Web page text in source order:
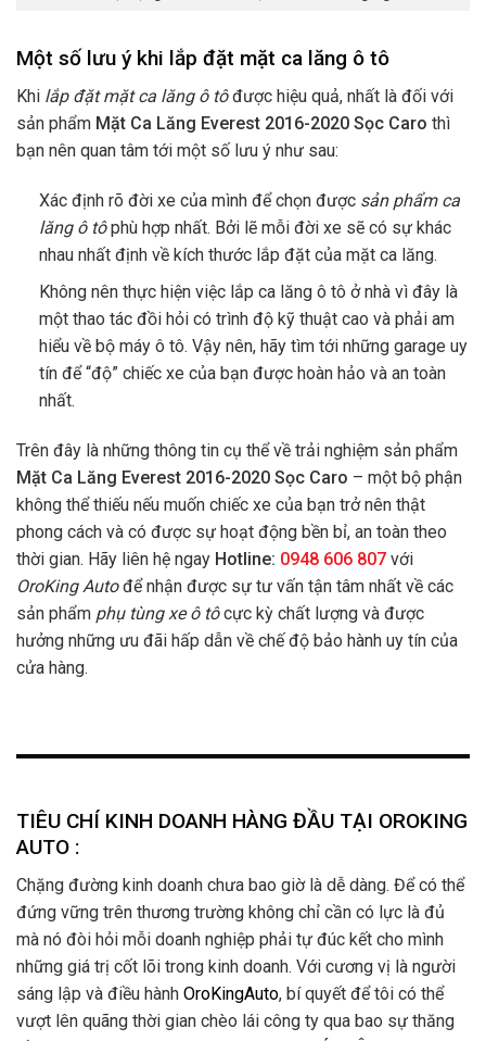
Một số lưu ý khi lắp đặt mặt ca lăng ô tô
Khi lắp đặt mặt ca lăng ô tôđược hiệu quả, nhất là đối với
sản phẩm Mặt Ca Lăng Everest 2016-2020 Sọc Caro thì
bạn nên quan tâm tới một số lưu ý như sau:
Xác định rõ đời xe của mình để chọn được sản phẩm ca
lăng ô tôphù hợp nhất. Bởi lẽ mỗi đời xe sẽ có sự khác
nhau nhất định về kích thước lắp đặt của mặt ca lăng.
Không nên thực hiện việc lắp ca lăng ô tô ở nhà vì đây là
một thao tác đồi hỏi có trình độ kỹ thuật cao và phải am
hiểu về bộ máy ô tô. Vậy nên, hãy tìm tới những garage uy
tín để “độ” chiếc xe của bạn được hoàn hảo và an toàn
nhất.
Trên đây là những thông tin cụ thể về trải nghiệm sản phẩm
Mặt Ca Lăng Everest 2016-2020 Sọc Caro – một bộ phận
không thể thiếu nếu muốn chiếc xe của bạn trở nên thật
phong cách và có được sự hoạt động bền bỉ, an toàn theo
thời gian. Hãy liên hệ ngay Hotline: 0948 606 807 với
OroKing Autođể nhận được sự tư vấn tận tâm nhất về các
sản phẩm phụ tùng xe ô tôcực kỳ chất lượng và được
hưởng những ưu đãi hấp dẫn về chế độ bảo hành uy tín của
cửa hàng.
TIÊU CHÍ KINH DOANH HÀNG ĐẦU TẠI OROKING
AUTO :
Chặng đường kinh doanh chưa bao giờ là dễ dàng. Để có thể
đứng vững trên thương trường không chỉ cần có lực là đủ
mà nó đòi hỏi mỗi doanh nghiệp phải tự đúc kết cho mình
những giá trị cốt lõi trong kinh doanh. Với cương vị là người
sáng lập và điều hành OroKingAuto, bí quyết để tôi có thể
vượt lên quãng thời gian chèo lái công ty qua bao sự thăng